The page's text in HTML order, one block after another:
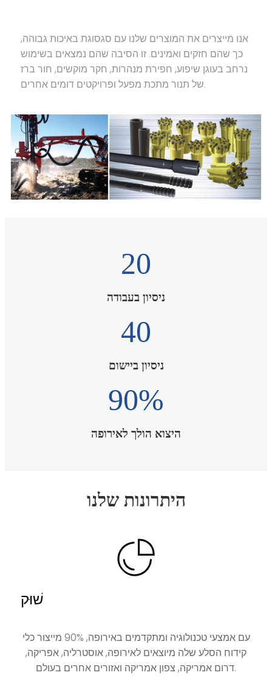
אנו מייצרים את המוצרים שלנו עם סגסוגת באיכות גבוהה,
כך שהם חזקים ואמינים. זו הסיבה שהם נמצאים בשימוש
נרחב בעוגן שיפוע, חפירת מנהרות, חקר מוקשים, חור ברז
של תנור מתכת מפעל ופרויקטים דומים אחרים.
20
ניסיון בעבודה
40
ניסיון ביישום
90%
היצוא הולך לאירופה
היתרונות שלנו
שׁוּק
עם אמצעי טכנולוגיה ומתקדמים באירופה, 90% מייצור כלי
קידוח הסלע שלה מיוצאים לאירופה, אוסטרליה, אפריקה,
דרום אמריקה, צפון אמריקה ואזורים אחרים בעולם.